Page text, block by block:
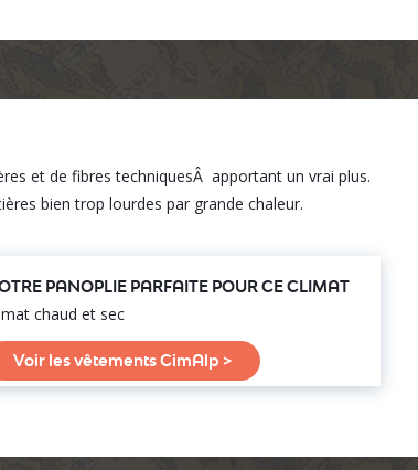
et de fibres techniquesÂ apportant un vrai plus.
bien trop lourdes par grande chaleur.
PANOPLIE PARFAITE POUR CE CLIMAT
chaud et sec
Voir les vêtements CimAlp >